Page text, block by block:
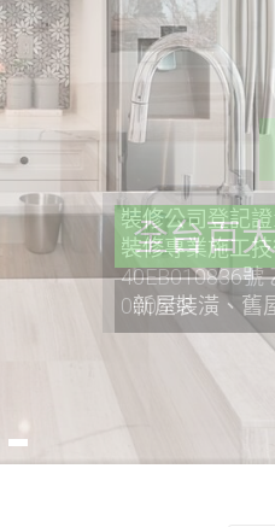
裝修公司登記
裝修專業施工
40EB010836號
000558